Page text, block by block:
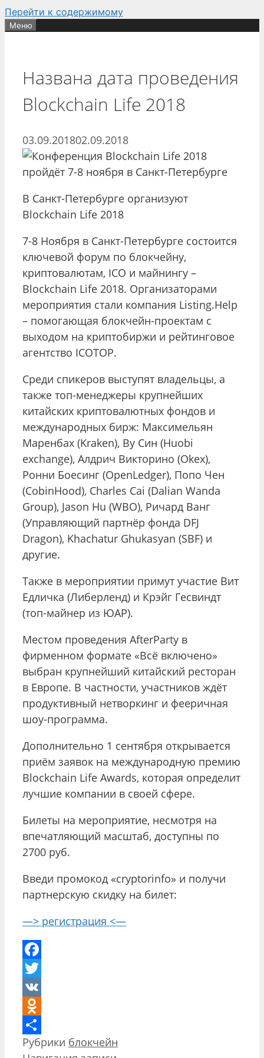
Перейти к содержимому
Меню
Названа дата проведения
Blockchain Life 2018
03.09.201802.09.2018
В Санкт-Петербурге организуют
Blockchain Life 2018
7-8 Ноября в Санкт-Петербурге состоится
ключевой форум по блокчейну,
криптовалютам, ICO и майнингу –
Blockchain Life 2018. Организаторами
мероприятия стали компания Listing.Help
– помогающая блокчейн-проектам с
выходом на криптобиржи и рейтинговое
агентство ICOTOP.
Среди спикеров выступят владельцы, а
также топ-менеджеры крупнейших
китайских криптовалютных фондов и
международных бирж: Максимельян
Маренбах (Kraken), Ву Син (Huobi
exchange), Алдрич Викторино (Okex),
Ронни Боесинг (OpenLedger), Попо Чен
(CobinHood), Charles Cai (Dalian Wanda
Group), Jason Hu (WBO), Ричард Ванг
(Управляющий партнёр фонда DFJ
Dragon), Khachatur Ghukasyan (SBF) и
другие.
Также в мероприятии примут участие Вит
Едличка (Либерленд) и Крэйг Гесвиндт
(топ-майнер из ЮАР).
Местом проведения AfterParty в
фирменном формате «Всё включено»
выбран крупнейший китайский ресторан
в Европе. В частности, участников ждёт
продуктивный нетворкинг и фееричная
шоу-программа.
Дополнительно 1 сентября открывается
приём заявок на международную премию
Blockchain Life Awards, которая определит
лучшие компании в своей сфере.
Билеты на мероприятие, несмотря на
впечатляющий масштаб, доступны по
2700 руб.
Введи промокод «cryptorinfo» и получи
партнерскую скидку на билет:
—> регистрация <—
Facebook
Twitter
VK
Odnoklassniki
Отправить
Рубрики блокчейн